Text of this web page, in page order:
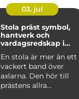
03. jul
Stola präst symbol,
hantverk och
vardagsredskap i
En stola är mer än ett
vackert band över
axlarna. Den hör till
prästens allra